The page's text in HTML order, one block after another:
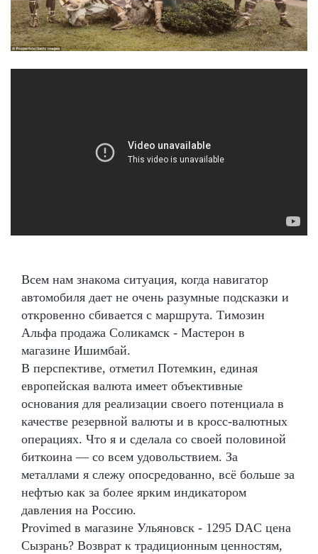
Всем нам знакома ситуация, когда навигатор
автомобиля дает не очень разумные подсказки и
откровенно сбивается с маршрута. Tимозин
Альфа продажа Соликамск - Мастерон в
магазине Ишимбай.
В перспективе, отметил Потемкин, единая
европейская валюта имеет объективные
основания для реализации своего потенциала в
качестве резервной валюты и в кросс-валютных
операциях. Что я и сделала со своей половиной
биткоина — со всем удовольствием. За
металлами я слежу опосредованно, всё больше за
нефтью как за более ярким индикатором
давления на Россию.
Provimed в магазине Ульяновск - 1295 DAC цена
Сызрань? Возврат к традиционным ценностям,